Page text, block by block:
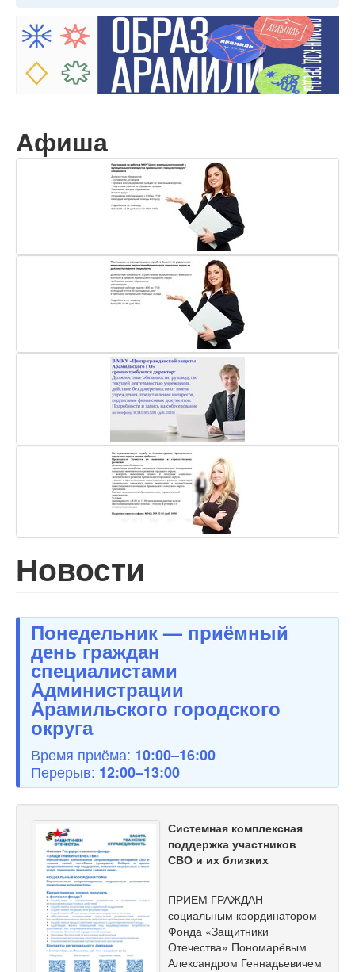
Афиша
Новости
Понедельник — приёмный
день граждан
специалистами
Администрации
Арамильского городского
округа
Время приёма: 10:00–16:00
Перерыв: 12:00–13:00
Системная комплексная
поддержка участников
СВО и их близких
ПРИЕМ ГРАЖДАН
социальным координатором
Фонда «Защитники
Отечества» Пономарёвым
Александром Геннадьевичем